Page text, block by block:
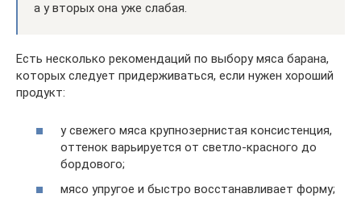
а у вторых она уже слабая.
Есть несколько рекомендаций по выбору мяса барана,
которых следует придерживаться, если нужен хороший
продукт:
у свежего мяса крупнозернистая консистенция,
оттенок варьируется от светло-красного до
бордового;
мясо упругое и быстро восстанавливает форму;